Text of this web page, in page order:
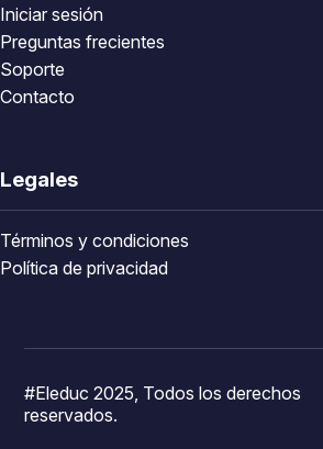
Iniciar sesión
Preguntas frecientes
Soporte
Contacto
Legales
Términos y condiciones
Política de privacidad
#Eleduc 2025, Todos los derechos
reservados.